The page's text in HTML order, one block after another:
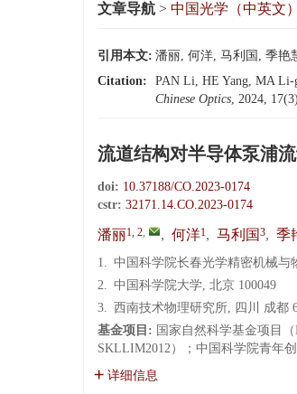
文章导航 > 中国光学（中英文）
引用本文: 潘丽, 何洋, 马利国, 季艳
Citation:
PAN Li, HE Yang, MA Li-
Chinese Optics, 2024,
流道结构对半导体泵浦
doi: 10.37188/CO.2023-0174
cstr: 32171.14.CO.2023-0174
潘丽1, 2, , 何洋1, 马利国 3, 季
1. 中国科学院长春光学精密机械与
2. 中国科学院大学, 北京 100049
3. 西南技术物理研究所, 四川 成都
基金项目: 国家自然科学基金项目
SKLLIM2012）；中国科学院青年创
详细信息